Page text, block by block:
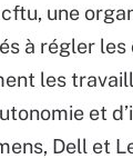
une
à régler
les
et
Dell et